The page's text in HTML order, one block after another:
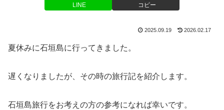
LINE コピー
2025.09.19 2026.02.17
夏休みに石垣島に行ってきました。
遅くなりましたが、その時の旅行記を紹介します。
石垣島旅行をお考えの方の参考になれば幸いです。